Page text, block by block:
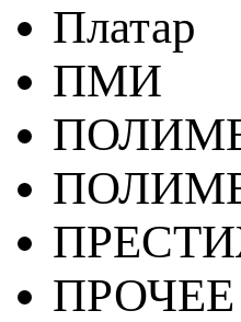
Платар
ПМИ
ПРОЧЕЕ